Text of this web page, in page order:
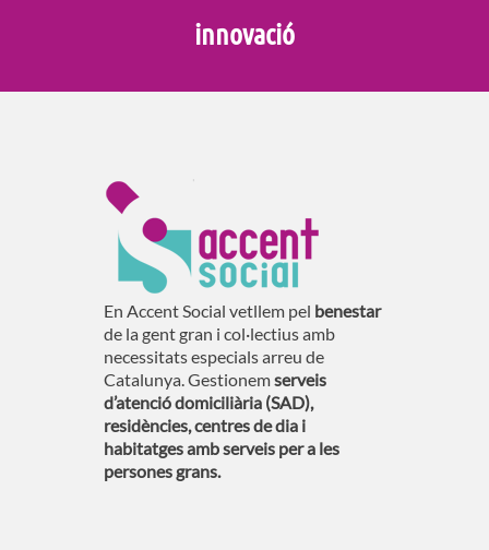
innovació
En Accent Social vetllem pel benestar
de la gent gran i col·lectius amb
necessitats especials arreu de
Catalunya. Gestionemserveis
d’atenció domiciliària (SAD),
residències, centres de dia i
habitatges amb serveis per a les
persones grans.